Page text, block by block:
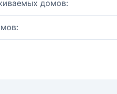
домов: